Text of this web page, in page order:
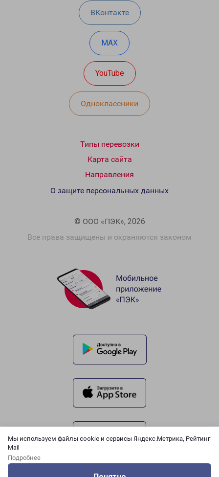
Мы используем файлы cookie и сервисы Яндекс.Метрика, Рейтинг
Mail
Подробнее
ВКонтакте
MAX
YouTube
Одноклассники
Типы перевозки
Карта сайта
Направления
© ООО «ПЭК», 2026
Все права защищены и охраняются законом
О защите персональных данных